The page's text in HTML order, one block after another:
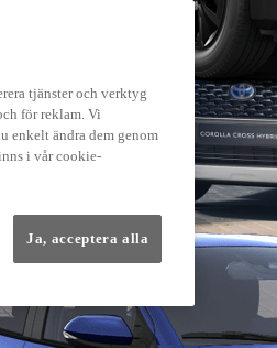
tjänster och verktyg
för reklam. Vi
enkelt ändra dem genom
i vår cookie-
Ja, acceptera alla